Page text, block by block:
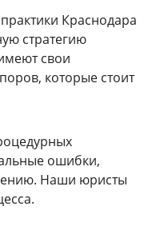
Краснодара
стратегию
свои
которые стоит
ошибки,
Наши юристы